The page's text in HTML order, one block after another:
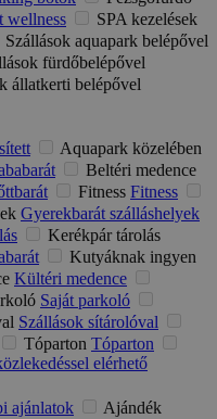
wellness
SPA kezelések
Szállások aquapark belépővel
fürdőbelépővel
állatkerti belépővel
Aquapark közelében
Beltéri medence
Fitness Fitness
Gyerekbarát szálláshelyek
Kerékpár tárolás
Kutyáknak ingyen
Kültéri medence
Saját parkoló
Szállások sítárolóval
Tóparton Tóparton
elérhető
ajánlatok
Ajándék